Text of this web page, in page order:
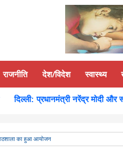
राजनीति देश/विदेश स्वास्थ्य
प्रधानमंत्री नरेंद्र मोदी और रूस के
का हुआ आयोजन